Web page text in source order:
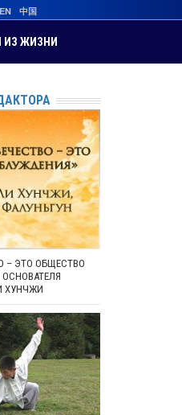
EN 中国
ИЗ ЖИЗНИ
– ЭТО ОБЩЕСТВО
ХУНЧЖИ